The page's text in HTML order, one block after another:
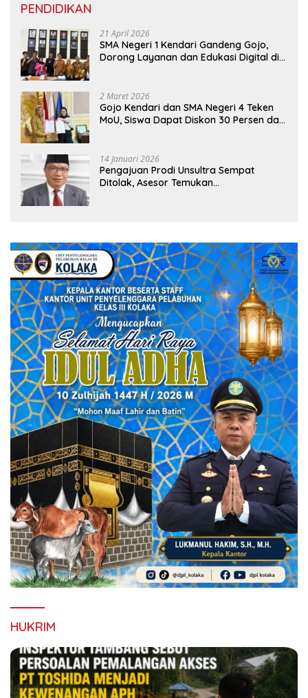
PENDIDIKAN
21 April 2026
SMA Negeri 1 Kendari Gandeng Gojo,
Dorong Layanan dan Edukasi Digital di
2 Maret 2026
Gojo Kendari dan SMA Negeri 4 Teken
MoU, Siswa Dapat Diskon 30 Persen dan
14 Januari 2026
Pengajuan Prodi Unsultra Sempat
Ditolak, Asesor Temukan
HUKRIM